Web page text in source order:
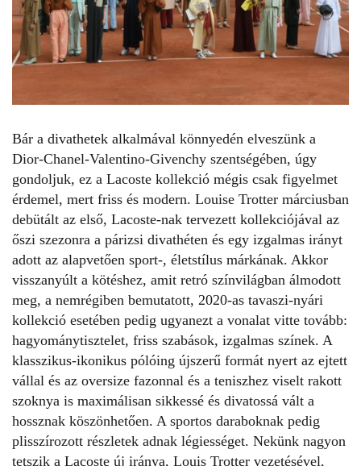
Bár a divathetek alkalmával könnyedén elveszünk a
Dior-Chanel-Valentino-Givenchy szentségében, úgy
gondoljuk, ez a Lacoste kollekció mégis csak figyelmet
érdemel, mert friss és modern. Louise Trotter márciusban
debütált az első, Lacoste-nak tervezett kollekciójával az
őszi szezonra a párizsi divathéten és egy izgalmas irányt
adott az alapvetően sport-, életstílus márkának. Akkor
visszanyúlt a kötéshez, amit retró színvilágban álmodott
meg, a nemrégiben bemutatott, 2020-as tavaszi-nyári
kollekció esetében pedig ugyanezt a vonalat vitte tovább:
hagyománytisztelet, friss szabások, izgalmas színek. A
klasszikus-ikonikus pólóing újszerű formát nyert az ejtett
vállal és az oversize fazonnal és a teniszhez viselt rakott
szoknya is maximálisan sikkessé és divatossá vált a
hossznak köszönhetően. A sportos daraboknak pedig
plisszírozott részletek adnak légiességet. Nekünk nagyon
tetszik a Lacoste új iránya, Louis Trotter vezetésével,